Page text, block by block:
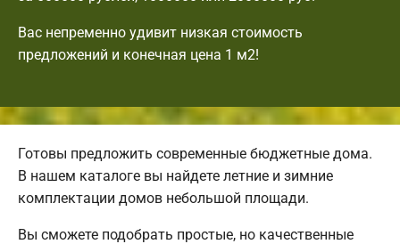
Вас непременно удивит низкая стоимость
предложений и конечная цена 1 м2!
Готовы предложить современные бюджетные дома.
В нашем каталоге вы найдете летние и зимние
комплектации домов небольшой площади.
Вы сможете подобрать простые, но качественные